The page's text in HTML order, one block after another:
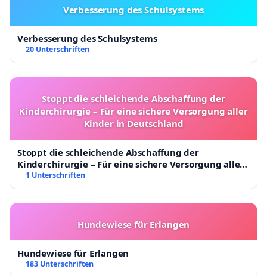
Verbesserung des Schulsystems
Verbesserung des Schulsystems
20 Unterschriften
Stoppt die schleichende Abschaffung der
Kinderchirurgie – Für eine sichere Versorgung aller
Kinder in Deutschland
Stoppt die schleichende Abschaffung der
Kinderchirurgie – Für eine sichere Versorgung aller
Kinder in Deutschland
1 Unterschriften
Hundewiese für Erlangen
Hundewiese für Erlangen
183 Unterschriften